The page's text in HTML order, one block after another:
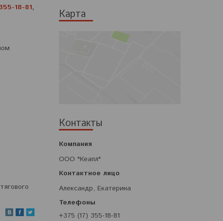
Карта
Контакты
ООО "Кеапл"
Александр, Екатерина
+375 (17) 355-18-81
18-81,